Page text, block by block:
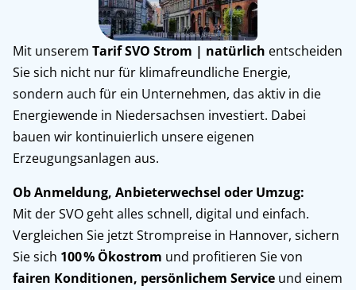
Mit unseremTarif SVO Strom | natürlich entscheiden
Sie sich nicht nur für klimafreundliche Energie,
sondern auch für ein Unternehmen, das aktiv in die
Energiewende in Niedersachsen investiert. Dabei
bauen wir kontinuierlich unsere eigenen
Erzeugungsanlagen aus.
Ob Anmeldung, Anbieterwechsel oder Umzug:
Mit der SVO geht alles schnell, digital und einfach.
Vergleichen Sie jetzt Strompreise in Hannover, sichern
Sie sich 100 % Ökostrom und profitieren Sie von
fairen Konditionen, persönlichem Service und einem